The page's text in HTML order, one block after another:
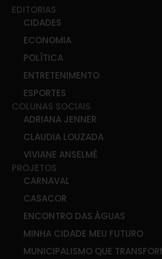
EDITORIAS
CIDADES
ECONOMIA
POLÍTICA
ENTRETENIMENTO
ESPORTES
COLUNAS SOCIAIS
ADRIANA JENNER
CLAUDIA LOUZADA
VIVIANE ANSELMÉ
PROJETOS
CARNAVAL
CASACOR
ENCONTRO DAS ÁGUAS
MINHA CIDADE MEU FUTURO
MUNICIPALISMO QUE